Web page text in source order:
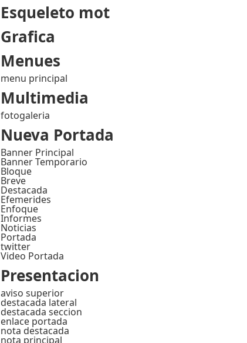
Esqueleto mot
Grafica
Menues
menu principal
Multimedia
fotogaleria
Nueva Portada
Banner Principal
Banner Temporario
Bloque
Breve
Destacada
Efemerides
Enfoque
Informes
Noticias
Portada
twitter
Video Portada
Presentacion
aviso superior
destacada lateral
destacada seccion
enlace portada
nota destacada
nota principal